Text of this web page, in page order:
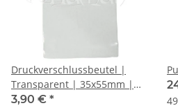
Druckverschlussbeutel |
Transparent | 35x55mm |
100 Stk.
3,90 € *